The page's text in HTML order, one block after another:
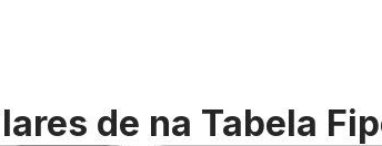
de na Tabela
Foto 360º